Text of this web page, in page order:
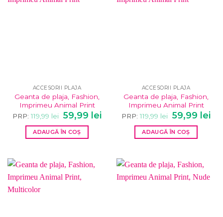
ACCESORII PLAJA
Geanta de plaja, Fashion,
Imprimeu Animal Print
PRP: 119,99 lei Prețul
inițial
a
fost:
119,99 lei.
59,99 leiPrețul
curent
ADAUGĂ ÎN COȘ
ACCESORII PLAJA
Geanta de plaja, Fashion,
Imprimeu Animal Print
PRP: 119,99 lei Prețul
inițial
a
fost:
119,99 lei.
59,99 lei
ADAUGĂ ÎN COȘ